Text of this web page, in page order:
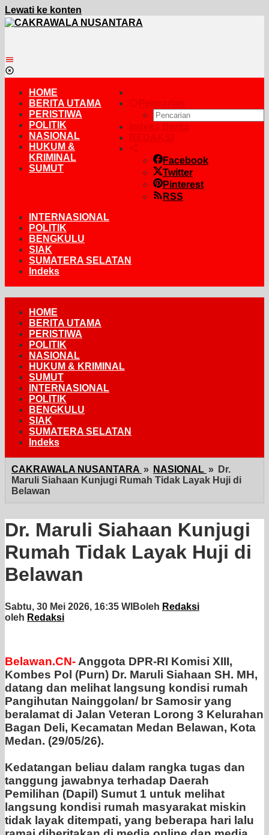
Lewati ke konten
Pencarian
Indeks Berita
REDAKSI
Facebook
Twitter
Pinterest
RSS
HOME
BERITA UTAMA
PERISTIWA
POLITIK
NASIONAL
HUKUM &
KRIMINAL
SUMUT
INTERNASIONAL
POLITIK
BENGKULU
SIAK
SUMATERA SELATAN
Indeks
HOME
BERITA UTAMA
PERISTIWA
POLITIK
NASIONAL
HUKUM & KRIMINAL
SUMUT
INTERNASIONAL
POLITIK
BENGKULU
SIAK
SUMATERA SELATAN
Indeks
CAKRAWALA NUSANTARA » NASIONAL » Dr.
Maruli Siahaan Kunjugi Rumah Tidak Layak Huji di
Belawan
Dr. Maruli Siahaan Kunjugi
Rumah Tidak Layak Huji di
Belawan
Sabtu, 30 Mei 2026, 16:35 WIBoleh Redaksi
oleh Redaksi
Belawan.CN- Anggota DPR-RI Komisi XIII,
Kombes Pol (Purn) Dr. Maruli Siahaan SH. MH,
datang dan melihat langsung kondisi rumah
Pangihutan Nainggolan/ br Samosir yang
beralamat di Jalan Veteran Lorong 3 Kelurahan
Bagan Deli, Kecamatan Medan Belawan, Kota
Medan. (29/05/26).
‎Kedatangan beliau dalam rangka tugas dan
tanggung jawabnya terhadap Daerah
Pemilihan (Dapil) Sumut 1 untuk melihat
langsung kondisi rumah masyarakat miskin
tidak layak ditempati, yang beberapa hari lalu